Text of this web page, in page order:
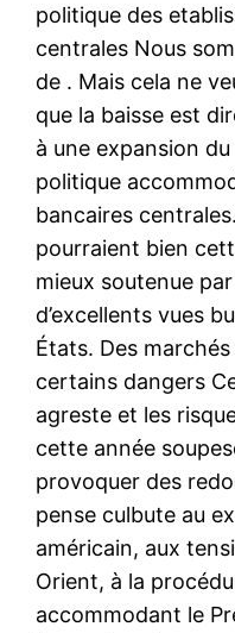
politique des
centrales Nous
de . Mais cela ne
que la baisse est
à une expansion
politique
bancaires
pourraient bien
mieux soutenue
d’excellents vues
États. Des
certains dangers
agreste et les
cette année
provoquer des
pense culbute au
américain, aux
Orient, à la
accommodant le